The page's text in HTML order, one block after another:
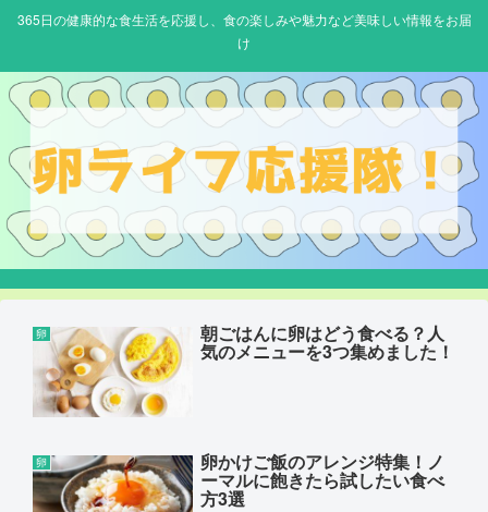
365日の健康的な食生活を応援し、食の楽しみや魅力など美味しい情報をお届
け
卵 朝ごはんに卵はどう食べる？人
気のメニューを3つ集めました！
卵 卵かけご飯のアレンジ特集！ノ
ーマルに飽きたら試したい食べ
方3選